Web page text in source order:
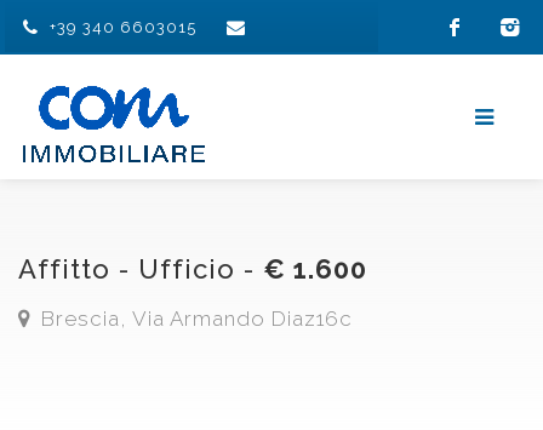
+39 340 6603015
Affitto - Ufficio - € 1.600
Brescia, Via Armando Diaz16c